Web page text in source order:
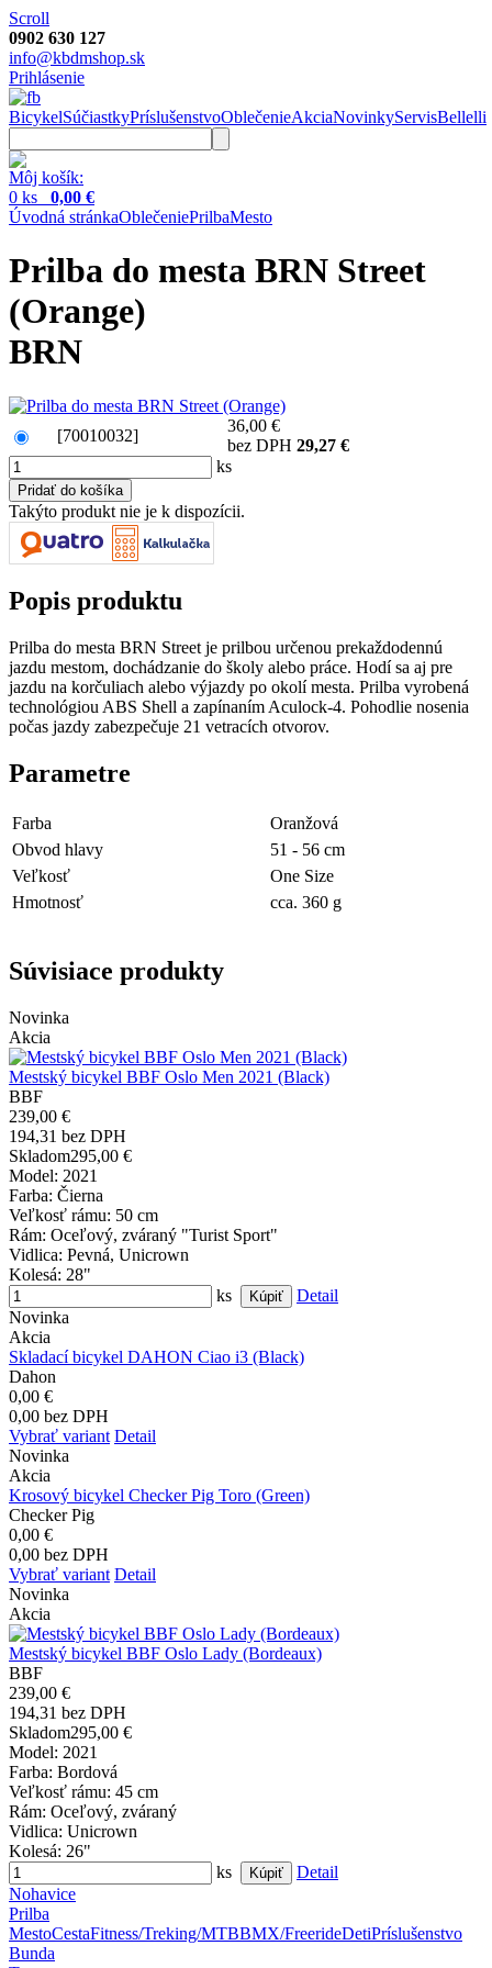
Scroll
0902 630 127
info@kbdmshop.sk
Prihlásenie
BicykelSúčiastkyPríslušenstvoOblečenieAkciaNovinkyServisBellelli
Môj košík:
0 ks 0,00 €
Úvodná stránkaOblečeniePrilbaMesto
Prilba do mesta BRN Street
(Orange)
BRN
[70010032]
36,00 €
bez DPH 29,27 €
ks
Takýto produkt nie je k dispozícii.
Popis produktu
Prilba do mesta BRN Street je prilbou určenou prekaždodennú
jazdu mestom, dochádzanie do školy alebo práce. Hodí sa aj pre
jazdu na korčuliach alebo výjazdy po okolí mesta. Prilba vyrobená
technológiou ABS Shell a zapínaním Aculock-4. Pohodlie nosenia
počas jazdy zabezpečuje 21 vetracích otvorov.
Parametre
Farba
Oranžová
Obvod hlavy
51 - 56 cm
Veľkosť
One Size
Hmotnosť
cca. 360 g
Súvisiace produkty
Novinka
Akcia
Mestský bicykel BBF Oslo Men 2021 (Black)
BBF
239,00 €
194,31 bez DPH
Skladom295,00 €
Model: 2021
Farba: Čierna
Veľkosť rámu: 50 cm
Rám: Oceľový, zváraný "Turist Sport"
Vidlica: Pevná, Unicrown
Kolesá: 28"
ks
Detail
Novinka
Akcia
Skladací bicykel DAHON Ciao i3 (Black)
Dahon
0,00 €
0,00 bez DPH
Vybrať variant Detail
Novinka
Akcia
Krosový bicykel Checker Pig Toro (Green)
Checker Pig
0,00 €
0,00 bez DPH
Vybrať variant Detail
Novinka
Akcia
Mestský bicykel BBF Oslo Lady (Bordeaux)
BBF
239,00 €
194,31 bez DPH
Skladom295,00 €
Model: 2021
Farba: Bordová
Veľkosť rámu: 45 cm
Rám: Oceľový, zváraný
Vidlica: Unicrown
Kolesá: 26"
ks
Detail
Nohavice
Prilba
MestoCestaFitness/Treking/MTBBMX/FreerideDetiPríslušenstvo
Bunda